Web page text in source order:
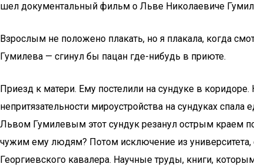
шел документальный фильм о Льве Николаевиче
Взрослым не положено плакать, но я плакала, когда
Гумилева — сгинул бы пацан где-нибудь в приюте.
Приезд к матери. Ему постелили на сундуке в
непритязательности мироустройства на сундуках
Львом Гумилевым этот сундук резанул острым краем
чужим ему людям? Потом исключение из
Георгиевского кавалера. Научные труды, книги,